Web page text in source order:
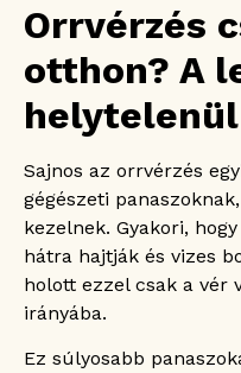
Orrvérzés
otthon? A
Sajnos az orrvérzés
gégészeti
kezelnek. Gyakori,
hátra hajtják és vizes
holott ezzel csak a vér
irányába.
Ez súlyosabb